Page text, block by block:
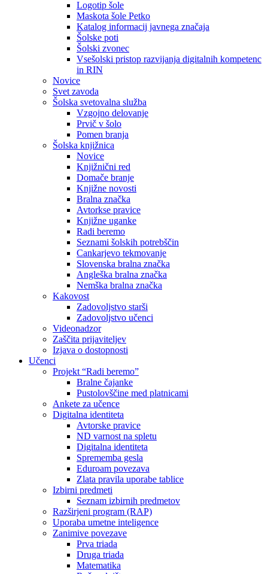
Logotip šole
Maskota šole Petko
Katalog informacij javnega značaja
Šolske poti
Šolski zvonec
Vsešolski pristop razvijanja digitalnih kompetenc
in RIN
Novice
Svet zavoda
Šolska svetovalna služba
Vzgojno delovanje
Prvič v šolo
Pomen branja
Šolska knjižnica
Novice
Knjižnični red
Domače branje
Knjižne novosti
Bralna značka
Avtorkse pravice
Knjižne uganke
Radi beremo
Seznami šolskih potrebščin
Cankarjevo tekmovanje
Slovenska bralna značka
Angleška bralna značka
Nemška bralna značka
Kakovost
Zadovoljstvo starši
Zadovoljstvo učenci
Videonadzor
Zaščita prijaviteljev
Izjava o dostopnosti
Učenci
Projekt “Radi beremo”
Bralne čajanke
Pustolovščine med platnicami
Ankete za učence
Digitalna identiteta
Avtorske pravice
ND varnost na spletu
Digitalna identiteta
Sprememba gesla
Eduroam povezava
Zlata pravila uporabe tablice
Izbirni predmeti
Seznam izbirnih predmetov
Razširjeni program (RAP)
Uporaba umetne inteligence
Zanimive povezave
Prva triada
Druga triada
Matematika